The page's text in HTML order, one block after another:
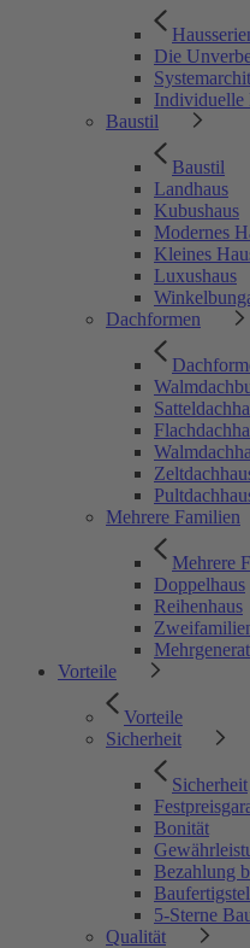
Die
Individuelle
Baustil
Baustil
Landhaus
Kubushaus
Modernes
Kleines
Luxushaus
Dachformen
Mehrere Familien
Mehrere
Doppelhaus
Reihenhaus
Vorteile
Vorteile
Sicherheit
Sicherheit
Bonität
Bezahlung
5-Sterne
Qualität